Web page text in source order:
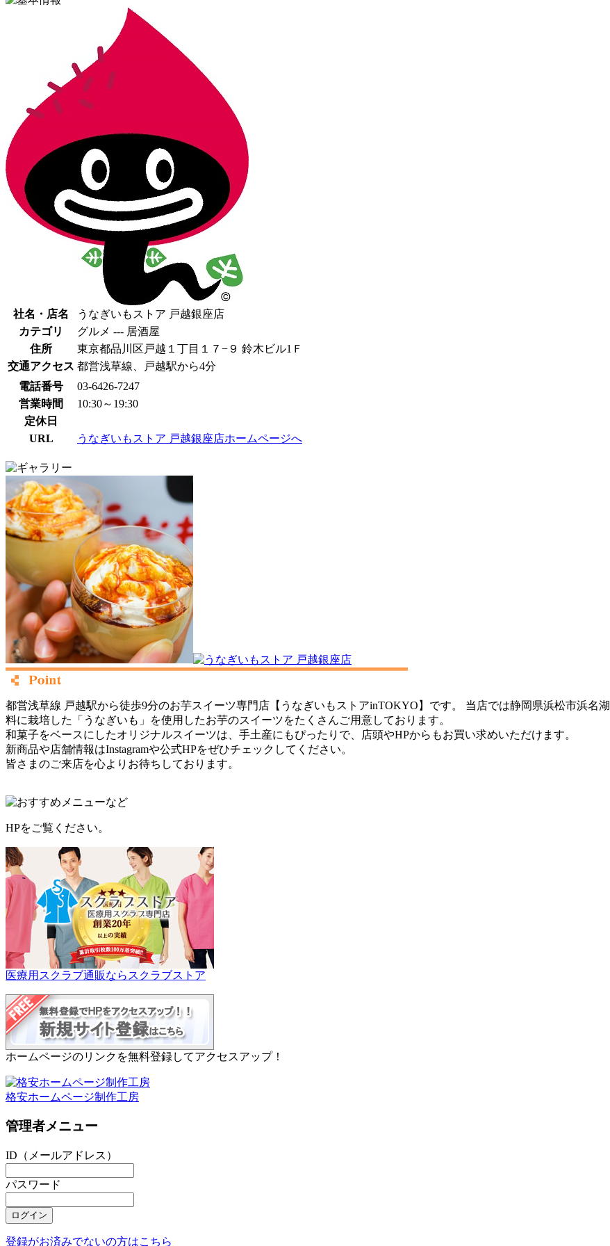
社名・店名
うなぎいもストア 戸越銀座店
カテゴリ
グルメ --- 居酒屋
住所
東京都品川区戸越１丁目１７−９ 鈴木ビル1Ｆ
交通アクセス 都営浅草線、戸越駅から4分
電話番号
03-6426-7247
営業時間
10:30～19:30
定休日
URL
うなぎいもストア 戸越銀座店ホームページへ
都営浅草線 戸越駅から徒歩9分のお芋スイーツ専門店【うなぎいもストアinTOKYO】です。 当店では静岡県浜松市浜名
料に栽培した「うなぎいも」を使用したお芋のスイーツをたくさんご用意しております。
和菓子をベースにしたオリジナルスイーツは、手土産にもぴったりで、店頭やHPからもお買い求めいただけます。
新商品や店舗情報はInstagramや公式HPをぜひチェックしてください。
皆さまのご来店を心よりお待ちしております。
HPをご覧ください。
医療用スクラブ通販ならスクラブストア
ホームページのリンクを無料登録してアクセスアップ！
格安ホームページ制作工房
管理者メニュー
ID（メールアドレス）
パスワード
登録がお済みでないの方はこちら